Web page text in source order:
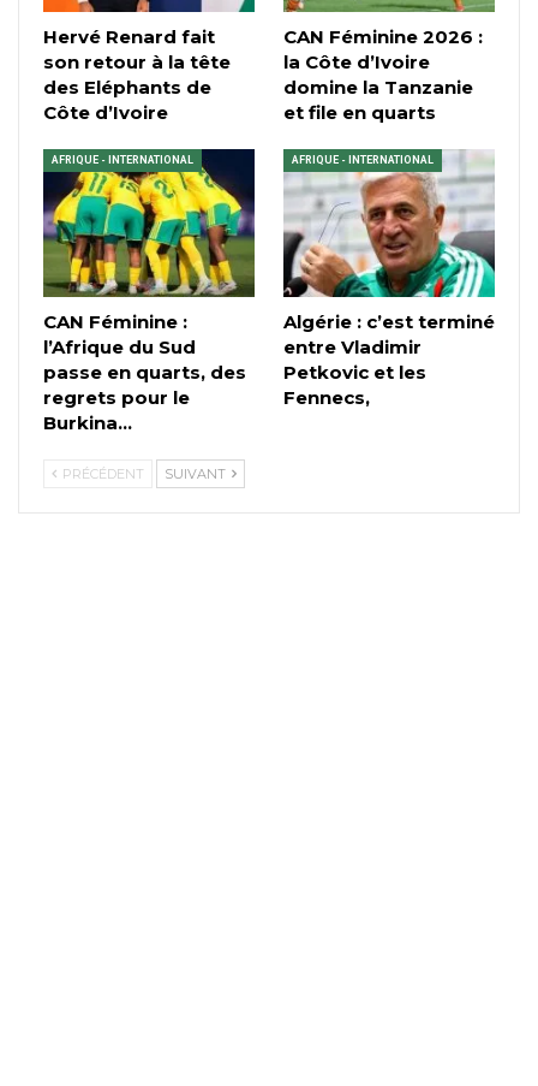
Hervé Renard fait
son retour à la tête
des Eléphants de
Côte d’Ivoire
CAN Féminine 2026 :
la Côte d’Ivoire
domine la Tanzanie
et file en quarts
AFRIQUE - INTERNATIONAL
CAN Féminine :
l’Afrique du Sud
passe en quarts, des
regrets pour le
Burkina…
AFRIQUE - INTERNATIONAL
Algérie : c’est terminé
entre Vladimir
Petkovic et les
Fennecs,
PRÉCÉDENT SUIVANT